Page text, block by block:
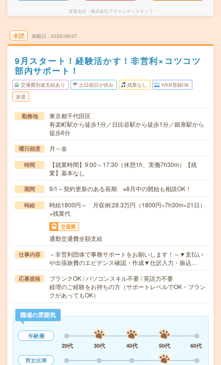
派遣会社 株式会社アヴァンティスタッフ
未読 掲載日 2026/08/07
9月スタート！経験活かす！非営利×コツコツ
部内サポート！
交通費別途支給あり 土日祝日が休み 残業なし WEB登録OK
派遣
勤務地
東京都千代田区
有楽町駅から徒歩1分／日比谷駅から徒歩1分／銀座駅から
徒歩6分
曜日頻度 月～金
時間
【就業時間】9:00～17:30（休憩1h、実働7h30m）【残
業】基本なし
期間 9/1～契約更新のある長期 ※8月中の開始も相談OK！
時給
時給1800円～ 月収例:28.3万円（1800円×7h30m×21日）
+残業代
交通費
通勤交通費全額支給
仕事内容
～非営利団体で事務サポートをお願いします！～▼支払い
や出張旅費のエビデンス確認・作成▼仕訳入力・振込…
応募資格
ブランクOK / パソコンスキル不要 / 英語力不要
経理のご経験をお持ちの方（サポートレベルでOK・ブラン
クがあってもOK）
職場の雰囲気
年齢層
20代
30代 40代 50代
60代
男女比率